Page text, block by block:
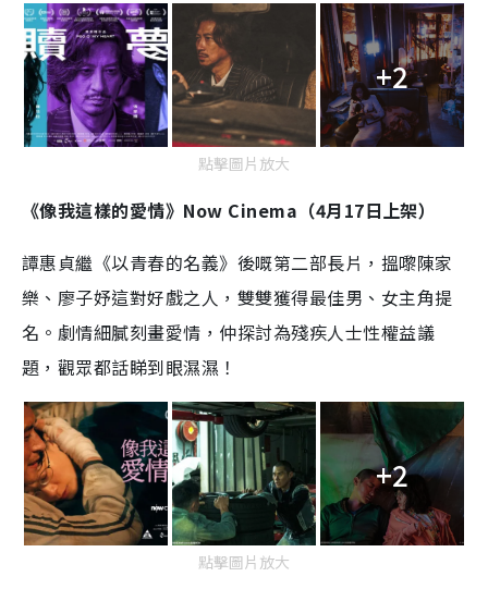
+2
點擊圖片放大
《像我這樣的愛情》Now Cinema（4月17日上架）
譚惠貞繼《以青春的名義》後嘅第二部長片，搵嚟陳家
樂、廖子妤這對好戲之人，雙雙獲得最佳男、女主角提
名。劇情細膩刻畫愛情，仲探討為殘疾人士性權益議
題，觀眾都話睇到眼濕濕！
+2
點擊圖片放大